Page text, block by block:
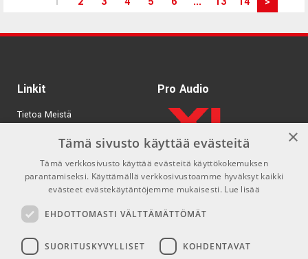
Linkit
Tietoa Meistä
Tuotemerkit
Kirjaudu
GDPR & Cookies
Myyntiehdot
Pro Audio
Yhteys Sosiaaliset mediat
×
Tämä sivusto käyttää evästeitä
Tämä verkkosivusto käyttää evästeitä käyttökokemuksen
parantamiseksi. Käyttämällä verkkosivustoamme hyväksyt kaikki
evästeet evästekäytäntöjemme mukaisesti. Lue lisää
EHDOTTOMASTI VÄLTTÄMÄTTÖMÄT
SUORITUSKYVYLLISET KOHDENTAVAT